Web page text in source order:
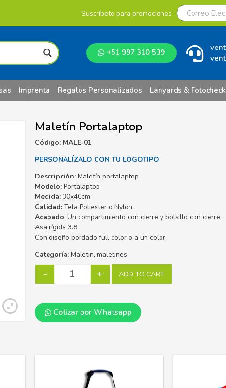
Suscríbete para promociones
+51 997 310 539
Imprenta Regalos Personalizados Lanyards &
Maletín Portalaptop
Código: MALE-01
PERSONALÍZALO CON TU LOGOTIPO
Descripción: Maletín portalaptop
Modelo: Portalaptop
Medida: 30x40cm
Calidad: Tela Poliester o Nylon.
Acabado: Un compartimiento con cierre y bolsillo con cierre.
Asa rígida 3.8
Con diseño bordado full color o a un color.
Categoría: Maletin, maletines
- + ADD TO CART
Cotizar por Whatsapp